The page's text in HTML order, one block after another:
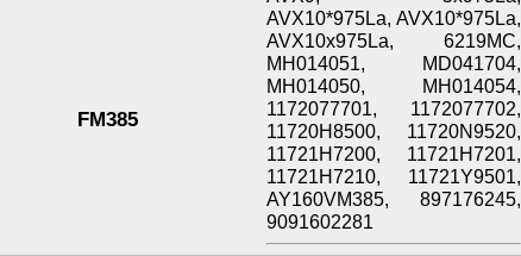
FM385
AVX10*975La, AVX10*975La,
AVX10x975La, 6219MC,
MH014051, MD041704,
MH014050, MH014054,
1172077701, 1172077702,
11720H8500, 11720N9520,
11721H7200, 11721H7201,
11721H7210, 11721Y9501,
AY160VM385, 897176245,
9091602281